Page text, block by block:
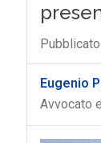
Eugenio
Avvocato